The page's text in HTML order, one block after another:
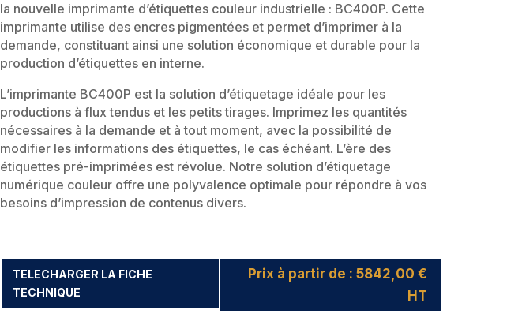
la nouvelle imprimante d’étiquettes couleur industrielle : BC400P. Cette
imprimante utilise des encres pigmentées et permet d’imprimer à la
demande, constituant ainsi une solution économique et durable pour la
production d’étiquettes en interne.
L’imprimante BC400P est la solution d’étiquetage idéale pour les
productions à flux tendus et les petits tirages. Imprimez les quantités
nécessaires à la demande et à tout moment, avec la possibilité de
modifier les informations des étiquettes, le cas échéant. L’ère des
étiquettes pré-imprimées est révolue. Notre solution d’étiquetage
numérique couleur offre une polyvalence optimale pour répondre à vos
besoins d’impression de contenus divers.
TELECHARGER LA FICHE
TECHNIQUE
Prix à partir de : 5842,00 €
HT